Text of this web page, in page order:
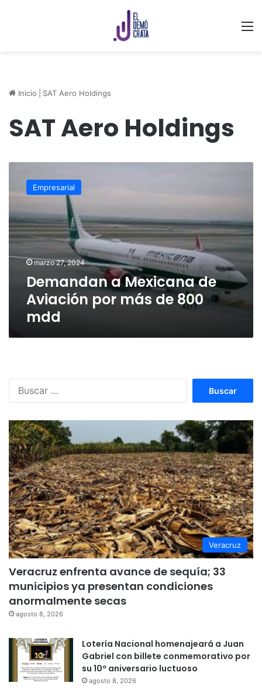
Inicio SAT Aero Holdings
SAT Aero Holdings
Mexicana
Aviación
por
más
Empresarial
marzo 27, 2024
Demandan a Mexicana de
Aviación por más de 800
mdd
Veracruz
Veracruz enfrenta avance de sequía; 33
municipios ya presentan condiciones
anormalmente secas
agosto 8, 2026
Lotería Nacional homenajeará a Juan
Gabriel con billete conmemorativo por
su 10º aniversario luctuoso
agosto 8, 2026